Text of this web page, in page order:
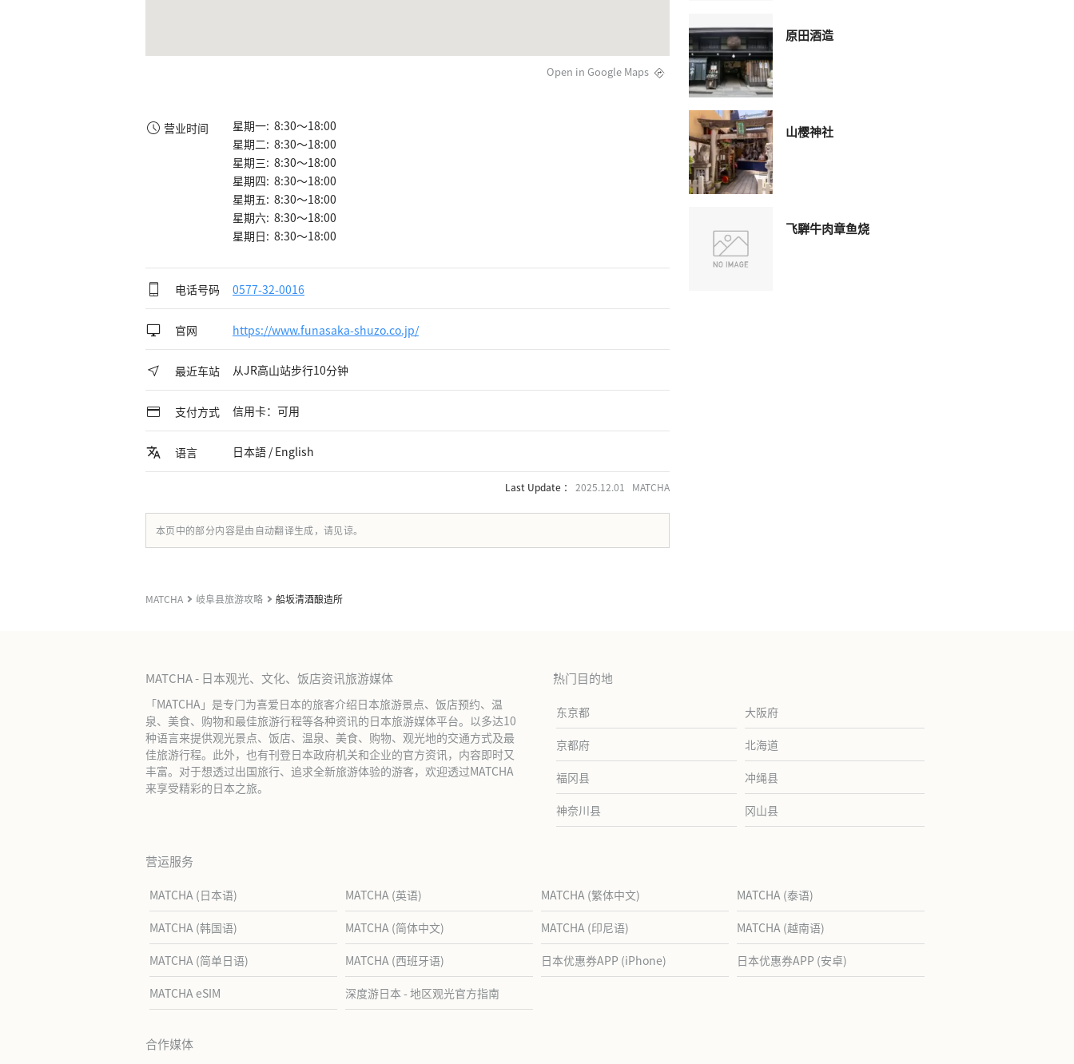
Open in Google Maps
营业时间
星期一: 8:30～18:00
星期二: 8:30～18:00
星期三: 8:30～18:00
星期四: 8:30～18:00
星期五: 8:30～18:00
星期六: 8:30～18:00
星期日: 8:30～18:00
电话号码 0577-32-0016
官网 https://www.funasaka-shuzo.co.jp/
最近车站 从JR高山站步行10分钟
支付方式 信用卡：可用
语言 日本語 / English
Last Update ： 2025.12.01 MATCHA
本页中的部分内容是由自动翻译生成，请见谅。
原田酒造
山樱神社
飞騨牛肉章鱼烧
MATCHA 岐阜县旅游攻略 船坂清酒酿造所
MATCHA - 日本观光、文化、饭店资讯旅游媒体
「MATCHA」是专门为喜爱日本的旅客介绍日本旅游景点、饭店预约、温
泉、美食、购物和最佳旅游行程等各种资讯的日本旅游媒体平台。以多达10
种语言来提供观光景点、饭店、温泉、美食、购物、观光地的交通方式及最
佳旅游行程。此外，也有刊登日本政府机关和企业的官方资讯，内容即时又
丰富。对于想透过出国旅行、追求全新旅游体验的游客，欢迎透过MATCHA
来享受精彩的日本之旅。
热门目的地
东京都 大阪府
京都府 北海道
福冈县 冲绳县
神奈川县 冈山县
营运服务
MATCHA (日本语) MATCHA (英语) MATCHA (繁体中文) MATCHA (泰语)
MATCHA (韩国语) MATCHA (简体中文) MATCHA (印尼语) MATCHA (越南语)
MATCHA (简单日语) MATCHA (西班牙语) 日本优惠券APP (iPhone) 日本优惠券APP (安卓)
MATCHA eSIM 深度游日本 - 地区观光官方指南
合作媒体